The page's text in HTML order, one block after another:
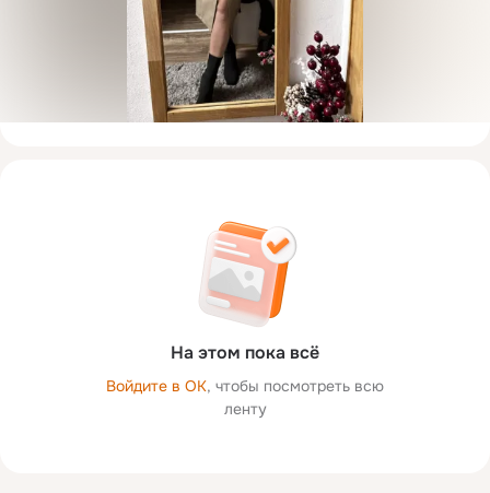
На этом пока всё
Войдите в ОК, чтобы посмотреть всю
ленту